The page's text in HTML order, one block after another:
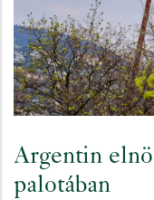
Argentin
palotában